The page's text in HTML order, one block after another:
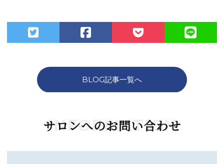
BLOG記事一覧へ
INFORMATION
サロンへのお問い合わせ